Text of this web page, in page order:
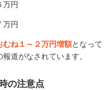
円
円
むね１～２万円増額となって
道がなされています。
の注意点